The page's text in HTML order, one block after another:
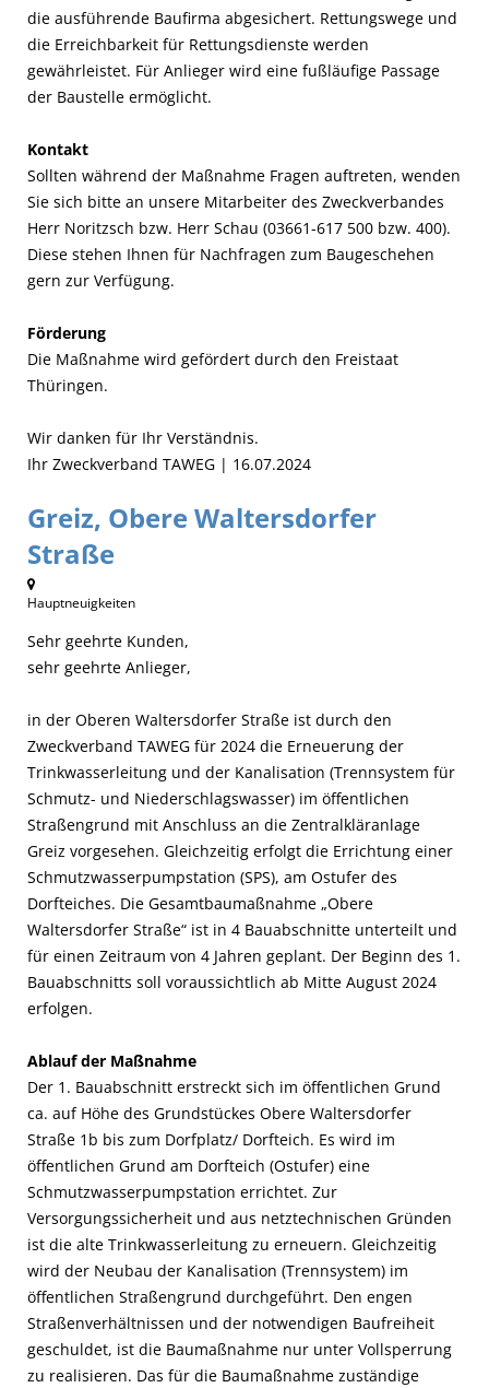
die ausführende Baufirma abgesichert. Rettungswege und
die Erreichbarkeit für Rettungsdienste werden
gewährleistet. Für Anlieger wird eine fußläufige Passage
der Baustelle ermöglicht.
Kontakt
Sollten während der Maßnahme Fragen auftreten, wenden
Sie sich bitte an unsere Mitarbeiter des Zweckverbandes
Herr Noritzsch bzw. Herr Schau (03661-617 500 bzw. 400).
Diese stehen Ihnen für Nachfragen zum Baugeschehen
gern zur Verfügung.
Förderung
Die Maßnahme wird gefördert durch den Freistaat
Thüringen.
Wir danken für Ihr Verständnis.
Ihr Zweckverband TAWEG | 16.07.2024
Greiz, Obere Waltersdorfer
Straße
Hauptneuigkeiten
Sehr geehrte Kunden,
sehr geehrte Anlieger,
in der Oberen Waltersdorfer Straße ist durch den
Zweckverband TAWEG für 2024 die Erneuerung der
Trinkwasserleitung und der Kanalisation (Trennsystem für
Schmutz- und Niederschlagswasser) im öffentlichen
Straßengrund mit Anschluss an die Zentralkläranlage
Greiz vorgesehen. Gleichzeitig erfolgt die Errichtung einer
Schmutzwasserpumpstation (SPS), am Ostufer des
Dorfteiches. Die Gesamtbaumaßnahme „Obere
Waltersdorfer Straße“ ist in 4 Bauabschnitte unterteilt und
für einen Zeitraum von 4 Jahren geplant. Der Beginn des 1.
Bauabschnitts soll voraussichtlich ab Mitte August 2024
erfolgen.
Ablauf der Maßnahme
Der 1. Bauabschnitt erstreckt sich im öffentlichen Grund
ca. auf Höhe des Grundstückes Obere Waltersdorfer
Straße 1b bis zum Dorfplatz/ Dorfteich. Es wird im
öffentlichen Grund am Dorfteich (Ostufer) eine
Schmutzwasserpumpstation errichtet. Zur
Versorgungssicherheit und aus netztechnischen Gründen
ist die alte Trinkwasserleitung zu erneuern. Gleichzeitig
wird der Neubau der Kanalisation (Trennsystem) im
öffentlichen Straßengrund durchgeführt. Den engen
Straßenverhältnissen und der notwendigen Baufreiheit
geschuldet, ist die Baumaßnahme nur unter Vollsperrung
zu realisieren. Das für die Baumaßnahme zuständige